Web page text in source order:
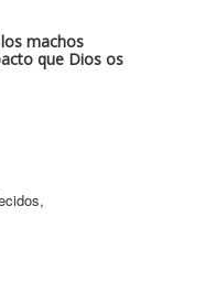
machos
que Dios os